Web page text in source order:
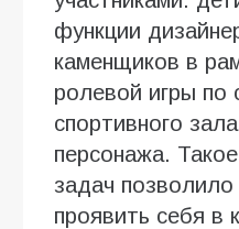
функции
каменщиков в
ролевой игры по
спортивного
персонажа.
задач
проявить себя в